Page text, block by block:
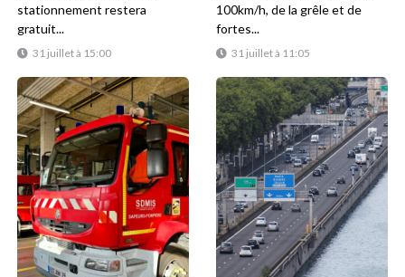
31 juillet à 15:00
stationnement restera
gratuit...
31 juillet à 11:05
100km/h, de la grêle et de
fortes...